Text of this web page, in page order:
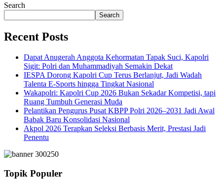
Search
Search
Recent Posts
Dapat Anugerah Anggota Kehormatan Tapak Suci, Kapolri
Sigit: Polri dan Muhammadiyah Semakin Dekat
IESPA Dorong Kapolri Cup Terus Berlanjut, Jadi Wadah
Talenta E-Sports hingga Tingkat Nasional
Wakapolri: Kapolri Cup 2026 Bukan Sekadar Kompetisi, tapi
Ruang Tumbuh Generasi Muda
Pelantikan Pengurus Pusat KBPP Polri 2026–2031 Jadi Awal
Babak Baru Konsolidasi Nasional
Akpol 2026 Terapkan Seleksi Berbasis Merit, Prestasi Jadi
Penentu
Topik Populer